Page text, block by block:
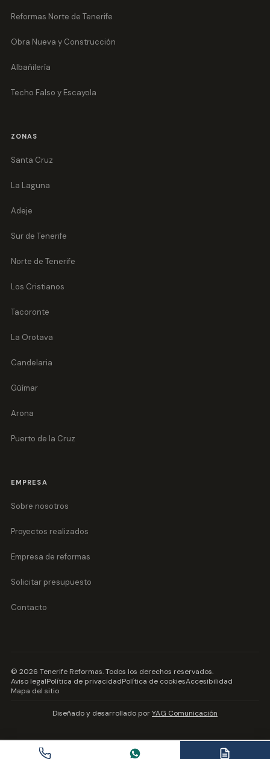
Reformas Norte de Tenerife
Obra Nueva y Construcción
Albañilería
Techo Falso y Escayola
ZONAS
Santa Cruz
La Laguna
Adeje
Sur de Tenerife
Norte de Tenerife
Los Cristianos
Tacoronte
La Orotava
Candelaria
Güímar
Arona
Puerto de la Cruz
EMPRESA
Sobre nosotros
Proyectos realizados
Empresa de reformas
Solicitar presupuesto
Contacto
© 2026 Tenerife Reformas. Todos los derechos reservados.
Aviso legalPolítica de privacidadPolítica de cookiesAccesibilidad
Mapa del sitio
Diseñado y desarrollado porYAG Comunicación